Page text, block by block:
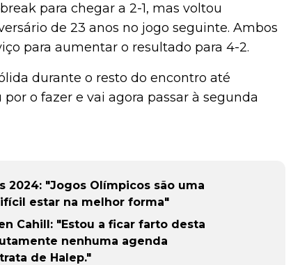
para chegar a 2-1, mas voltou
de 23 anos no jogo seguinte. Ambos
para aumentar o resultado para 4-2.
durante o resto do encontro até
o fazer e vai agora passar à segunda
2024: "Jogos Olímpicos são uma
estar na melhor forma"
Cahill: "Estou a ficar farto desta
nenhuma agenda
de Halep."